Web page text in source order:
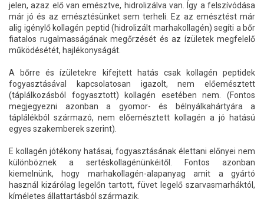
jelen, azaz elő van emésztve, hidrolizálva van. Így a felszívódása
már jó és az emésztésünket sem terheli. Ez az emésztést már
alig igénylő kollagén peptid (hidrolizált marhakollagén) segíti a bőr
fiatalos rugalmasságának megőrzését és az ízületek megfelelő
működésétét, hajlékonyságát.
A bőrre és ízületekre kifejtett hatás csak kollagén peptidek
fogyasztásával kapcsolatosan igazolt, nem előemésztett
(táplálkozásból fogyasztott) kollagén esetében nem. (Fontos
megjegyezni azonban a gyomor- és bélnyálkahártyára a
táplálékból származó, nem előemésztett kollagén a jó hatású
egyes szakemberek szerint).
E kollagén jótékony hatásai, fogyasztásának élettani előnyei nem
különböznek a sertéskollagénünkéitől. Fontos azonban
kiemelnünk, hogy marhakollagén-alapanyag amit a gyártó
használ kizárólag legelőn tartott, füvet legelő szarvasmarháktól,
kíméletes állattartásból származik.